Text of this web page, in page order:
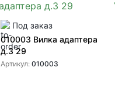
Под заказ
010003 Вилка адаптера
д.3 29
Артикул: 010003